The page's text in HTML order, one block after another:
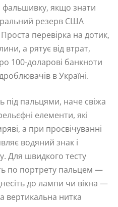
фальшивку, якщо знати
резерв США
перевірка на дотик,
а рятує від втрат,
100-доларові банкноти
в Україні.
під пальцями, наче свіжа
елементи, які
а при просвічуванні
водяний знак і
Для швидкого тесту
по портрету пальцем —
до лампи чи вікна —
вертикальна нитка